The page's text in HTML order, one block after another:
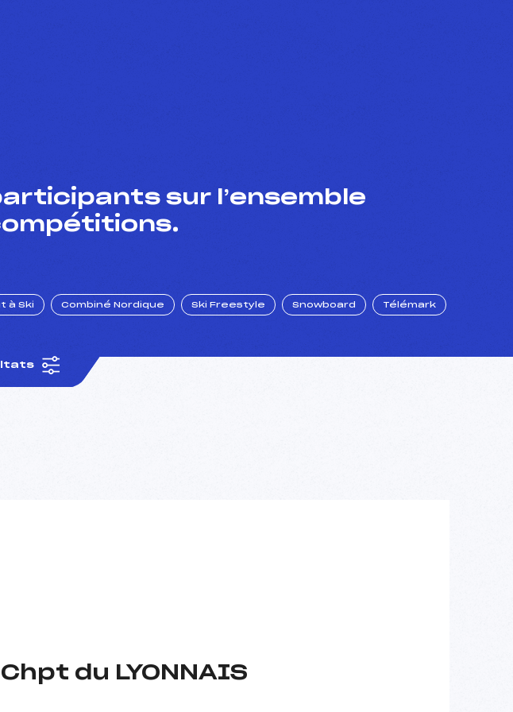
sur l’ensemble
à Ski Combiné Nordique Ski Freestyle Snowboard Télémark
Chpt du LYONNAIS